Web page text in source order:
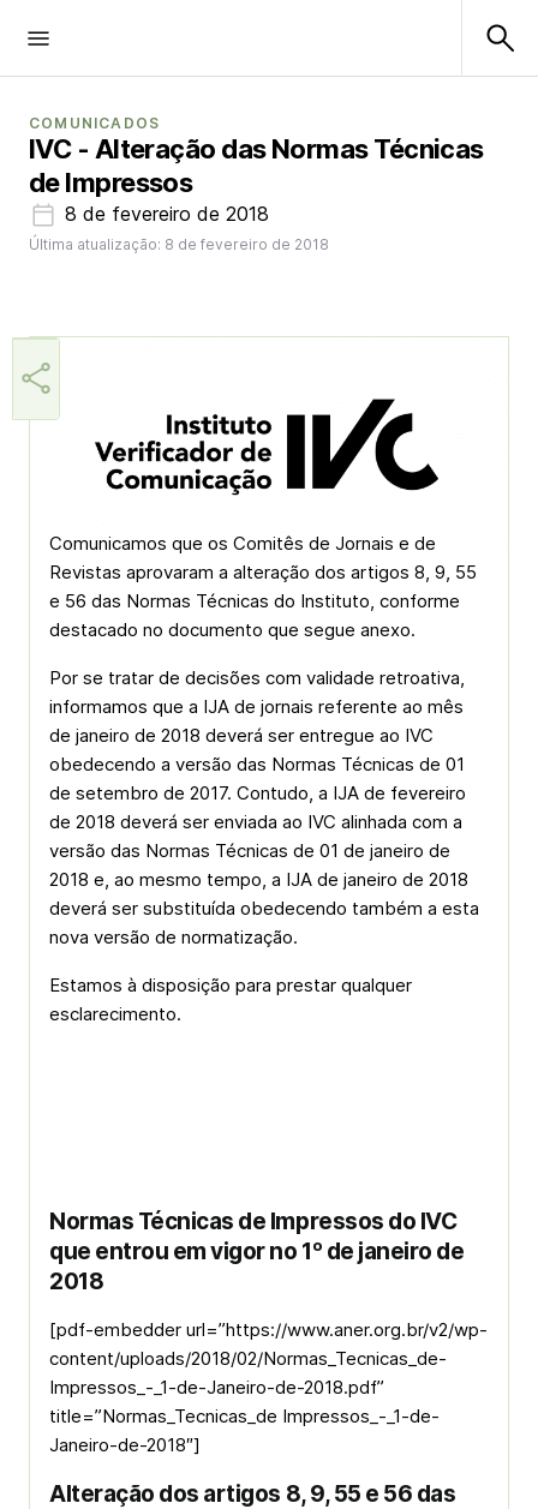
COMUNICADOS
IVC - Alteração das Normas Técnicas
de Impressos
8 de fevereiro de 2018
Última atualização: 8 de fevereiro de 2018
Aner
Comunicamos que os Comitês de Jornais e de
Revistas aprovaram a alteração dos artigos 8, 9, 55
e 56 das Normas Técnicas do Instituto, conforme
destacado no documento que segue anexo.
Por se tratar de decisões com validade retroativa,
informamos que a IJA de jornais referente ao mês
de janeiro de 2018 deverá ser entregue ao IVC
obedecendo a versão das Normas Técnicas de 01
de setembro de 2017. Contudo, a IJA de fevereiro
de 2018 deverá ser enviada ao IVC alinhada com a
versão das Normas Técnicas de 01 de janeiro de
2018 e, ao mesmo tempo, a IJA de janeiro de 2018
deverá ser substituída obedecendo também a esta
nova versão de normatização.
Estamos à disposição para prestar qualquer
esclarecimento.
Normas Técnicas de Impressos do IVC
que entrou em vigor no 1º de janeiro de
2018
[pdf-embedder url=”https://www.aner.org.br/v2/wp-
content/uploads/2018/02/Normas_Tecnicas_de-
Impressos_-_1-de-Janeiro-de-2018.pdf”
title=”Normas_Tecnicas_de Impressos_-_1-de-
Janeiro-de-2018″]
Alteração dos artigos 8, 9, 55 e 56 das